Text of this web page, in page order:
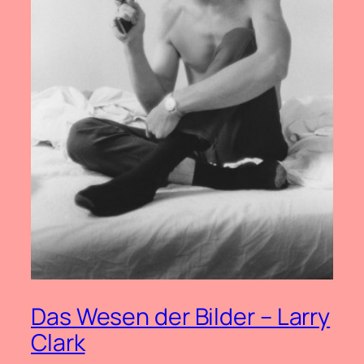
Das Wesen der Bilder – Larry
Clark